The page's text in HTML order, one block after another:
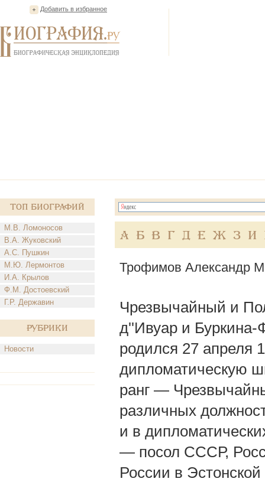
Добавить в избранное
Топ Биографий
М.В. Ломоносов
В.А. Жуковский
А.С. Пушкин
М.Ю. Лермонтов
И.А. Крылов
Ф.М. Достоевский
Г.Р. Державин
Рубрики
Новости
А Б В Г Д Е Ж З И
Трофимов Александр
Чрезвычайный и
д''Ивуар и Буркина-
родился 27 апреля
дипломатическую
ранг —
различных
и в
— посол СССР,
России в